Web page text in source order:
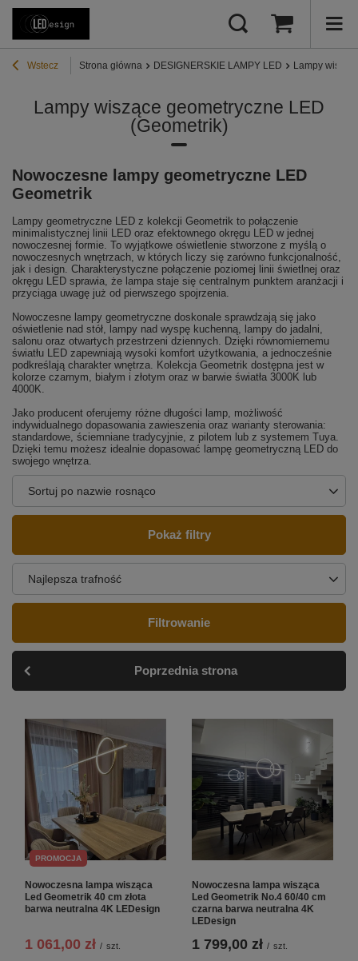
Wstecz Strona główna DESIGNERSKIE LAMPY LED Lampy
Lampy wiszące geometryczne LED
(Geometrik)
Nowoczesne lampy geometryczne LED
Geometrik
Lampy geometryczne LED z kolekcji Geometrik to połączenie
minimalistycznej linii LED oraz efektownego okręgu LED w jednej
nowoczesnej formie. To wyjątkowe oświetlenie stworzone z myślą o
nowoczesnych wnętrzach, w których liczy się zarówno funkcjonalność,
jak i design. Charakterystyczne połączenie poziomej linii świetlnej oraz
okręgu LED sprawia, że lampa staje się centralnym punktem aranżacji i
przyciąga uwagę już od pierwszego spojrzenia.
Nowoczesne lampy geometryczne doskonale sprawdzają się jako
oświetlenie nad stół, lampy nad wyspę kuchenną, lampy do jadalni,
salonu oraz otwartych przestrzeni dziennych. Dzięki równomiernemu
światłu LED zapewniają wysoki komfort użytkowania, a jednocześnie
podkreślają charakter wnętrza. Kolekcja Geometrik dostępna jest w
kolorze czarnym, białym i złotym oraz w barwie światła 3000K lub
4000K.
Jako producent oferujemy różne długości lamp, możliwość
indywidualnego dopasowania zawieszenia oraz warianty sterowania:
standardowe, ściemniane tradycyjnie, z pilotem lub z systemem Tuya.
Dzięki temu możesz idealnie dopasować lampę geometryczną LED do
swojego wnętrza.
Sortuj po nazwie rosnąco
Pokaż filtry
Najlepsza trafność
Filtrowanie
Poprzednia strona
PROMOCJA
Nowoczesna lampa wisząca
Led Geometrik 40 cm złota
barwa neutralna 4K LEDesign
1 061,00 zł / szt.
Nowoczesna lampa wisząca
Led Geometrik No.4 60/40 cm
czarna barwa neutralna 4K
LEDesign
1 799,00 zł / szt.